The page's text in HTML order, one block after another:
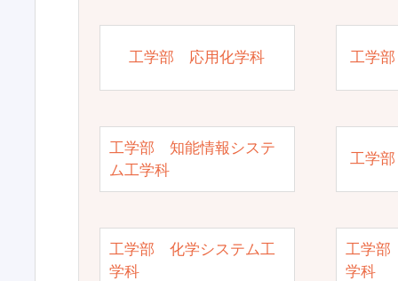
工学部 応用化学科 工学
工学部 知能情報システ
ム工学科
工学
工学部 化学システム工
学科
工学部
学科